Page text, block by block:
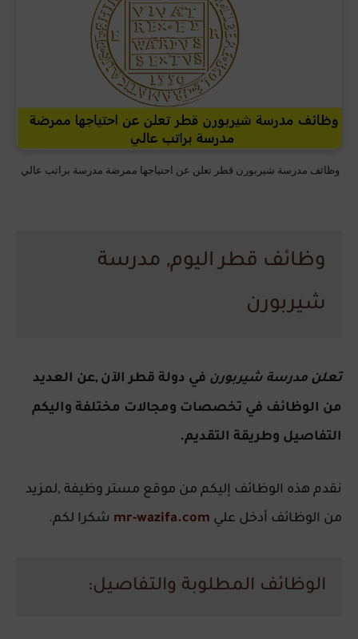
وظائف مدرسة شيربورن قطر تعلن عن احتياجها ممرضة مدرسة براتب عالي
وظائف قطر اليوم, مدرسة
شيربورن
تعلن مدرسة شيربورن في دولة قطر الآن ,عن العديد
من الوظائف في تخصصات ومجالات مختلفة واليكم
التفاصيل وطريقة التقديم.
نقدم هذه الوظائف إليكم من موقع مستر وظيفة ,لمزيد
من الوظائف أدخل علي mr-wazifa.com شكرا لكم.
الوظائف المطلوبة والتفاصيل: